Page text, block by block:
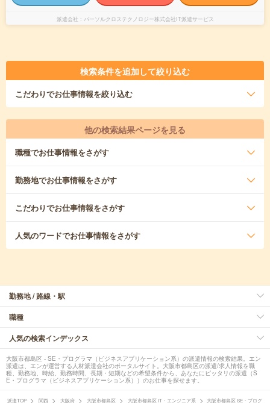
派遣会社 パーソルクロステクノロジー株式会社IT派遣サービス
検索条件を追加して絞り込む
こだわりでお仕事情報を絞り込む
他の検索結果ページを見る
職種でお仕事情報をさがす
勤務地でお仕事情報をさがす
こだわりでお仕事情報をさがす
人気のワードでお仕事情報をさがす
勤務地 / 路線・駅
職種
人気の検索インデックス
大阪市都島区 - SE・プログラマ（ビジネスアプリケーション系）の派遣情報の検索結果。エン
派遣は、エンが運営する人材派遣会社のポータルサイト。大阪市都島区の派遣/求人情報を職
種、勤務地、時給、勤務時間、長期・短期などの希望条件から、あなたにピッタリの派遣（S
E・プログラマ（ビジネスアプリケーション系））のお仕事を探せます。
派遣TOP 関西 大阪府 大阪市都島区 大阪市都島区 IT・エンジニア系 大阪市都島区 SE・プログ